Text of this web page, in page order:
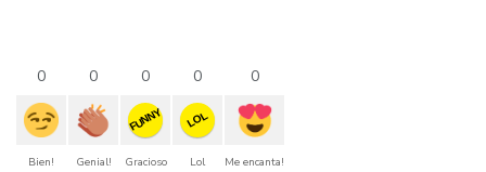
0
Bien!
0
Genial!
0
FUNNY
Gracioso
0
LOL
Lol
0
Me encanta!